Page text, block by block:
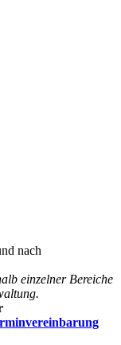
nach
einzelner Bereiche